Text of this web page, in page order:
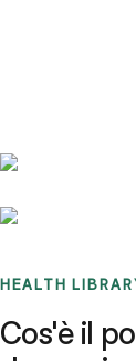
HEALTH
Cos'è il